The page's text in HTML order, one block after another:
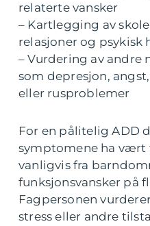
relaterte vansker
– Kartlegging av
relasjoner og psykisk
– Vurdering av andre
som depresjon,
eller rusproblemer
For en pålitelig ADD
symptomene ha vært
vanligvis fra
funksjonsvansker på
Fagpersonen
stress eller andre